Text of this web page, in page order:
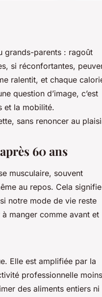
grands-parents : ragoût
si réconfortantes,
ralentit, et chaque
question d’image, c’est
et la mobilité.
sans renoncer au
60 ans
musculaire, souvent
au repos. Cela signifie
notre mode de vie reste
manger comme avant et
Elle est amplifiée par la
professionnelle moins
des aliments entiers ni